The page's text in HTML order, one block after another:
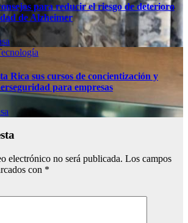
para reducir el riesgo de deterioro
de Alzheimer
Rica sus cursos de concientización y
para empresas
electrónico no será publicada. Los campos
con *